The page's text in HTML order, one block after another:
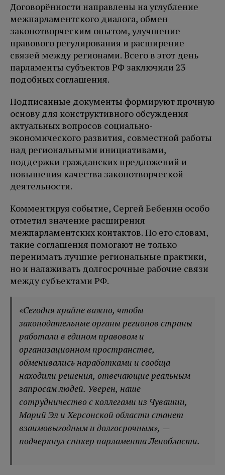
Договорённости направлены на углубление
межпарламентского диалога, обмен
законотворческим опытом, улучшение
правового регулирования и расширение
связей между регионами. Всего в этот день
парламенты субъектов РФ заключили 23
подобных соглашения.
Подписанные документы формируют прочную
основу для конструктивного обсуждения
актуальных вопросов социально-
экономического развития, совместной работы
над региональными инициативами,
поддержки гражданских предложений и
повышения качества законотворческой
деятельности.
Комментируя событие, Сергей Бебенин особо
отметил значение расширения
межпарламентских контактов. По его словам,
такие соглашения помогают не только
перенимать лучшие региональные практики,
но и налаживать долгосрочные рабочие связи
между субъектами РФ.
«Сегодня крайне важно, чтобы
законодательные органы регионов страны
работали в едином правовом и
организационном пространстве,
обменивались наработками и сообща
находили решения, отвечающие реальным
запросам людей. Уверен, наше
сотрудничество с коллегами из Чувашии,
Марий Эл и Херсонской области станет
взаимовыгодным и долгосрочным», —
подчеркнул спикер парламента Ленобласти.